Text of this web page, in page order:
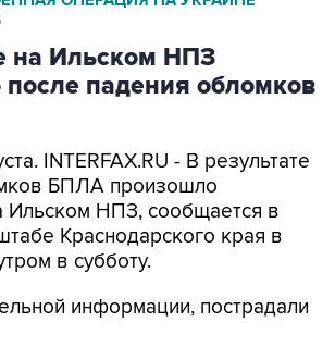
на Ильском НПЗ
падения обломков
INTERFAX.RU - В результате
БПЛА произошло
Ильском НПЗ, сообщается в
Краснодарского края в
в субботу.
информации, пострадали